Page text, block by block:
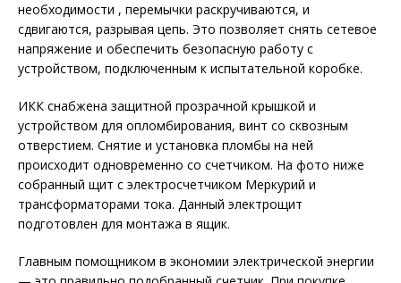
необходимости , перемычки раскручиваются, и
сдвигаются, разрывая цепь. Это позволяет снять сетевое
напряжение и обеспечить безопасную работу с
устройством, подключенным к испытательной коробке.
ИКК снабжена защитной прозрачной крышкой и
устройством для опломбирования, винт со сквозным
отверстием. Снятие и установка пломбы на ней
происходит одновременно со счетчиком. На фото ниже
собранный щит с электросчетчиком Меркурий и
трансформаторами тока. Данный электрощит
подготовлен для монтажа в ящик.
Главным помощником в экономии электрической энергии